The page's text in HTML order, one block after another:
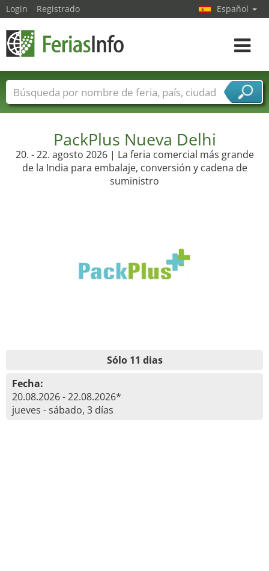
PackPlus Nueva Delhi
20. - 22. agosto 2026 | La feria comercial más grande
de la India para embalaje, conversión y cadena de
suministro
Sólo 11 dias
Fecha:
20.08.2026 - 22.08.2026*
jueves - sábado, 3 días
Login Registrado Español
toggle
Nombres de ferias Países
Ciudades
Sectores de proveedor de servicios